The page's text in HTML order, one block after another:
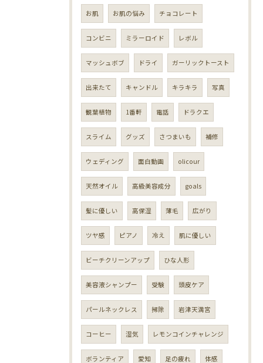
お肌 お肌の悩み チョコレート
コンビニ ミラーロイド レボル
マッシュボブ ドライ ガーリックトースト
出来たて キャンドル キラキラ 写真
観葉植物 1番軒 電話 ドラクエ
スライム グッズ さつまいも 補修
ウェディング 面白動画 olicour
天然オイル 高級美容成分 goals
髪に優しい 高保湿 薄毛 広がり
ツヤ感 ピアノ 冷え 肌に優しい
ビーチクリーンアップ ひな人形
美容液シャンプー 受験 頭皮ケア
パールネックレス 掃除 岩津天満宮
コーヒー 湿気 レモンコインチャレンジ
ボランティア 愛知 足の疲れ 体感